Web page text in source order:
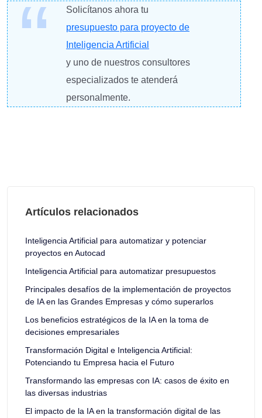
Solicítanos ahora tu
presupuesto para proyecto de
Inteligencia Artificial
y uno de nuestros consultores
especializados te atenderá
personalmente.
Artículos relacionados
Inteligencia Artificial para automatizar y potenciar
proyectos en Autocad
Inteligencia Artificial para automatizar presupuestos
Principales desafíos de la implementación de proyectos
de IA en las Grandes Empresas y cómo superarlos
Los beneficios estratégicos de la IA en la toma de
decisiones empresariales
Transformación Digital e Inteligencia Artificial:
Potenciando tu Empresa hacia el Futuro
Transformando las empresas con IA: casos de éxito en
las diversas industrias
El impacto de la IA en la transformación digital de las